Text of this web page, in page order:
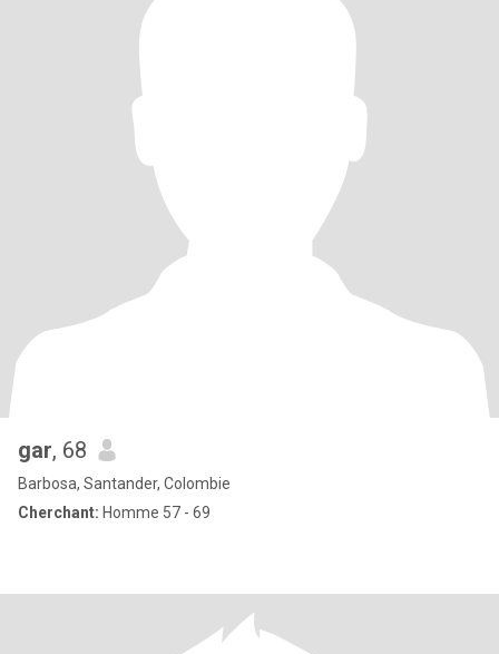
gar, 68
Barbosa, Santander, Colombie
Cherchant: Homme 57 - 69